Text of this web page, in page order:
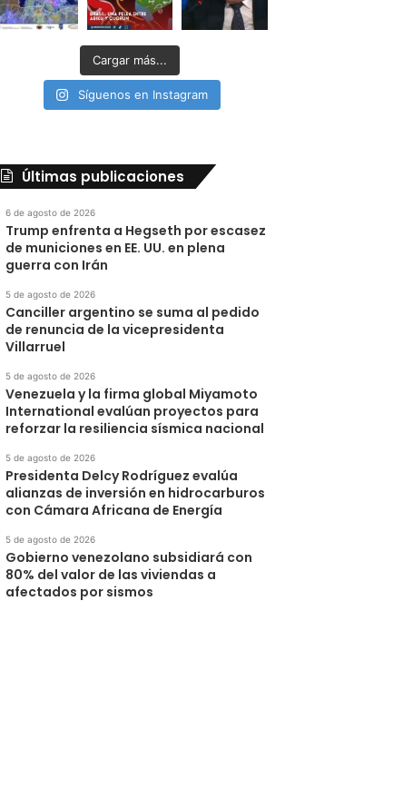
Cargar más...
Síguenos en Instagram
Últimas publicaciones
6 de agosto de 2026
Trump enfrenta a Hegseth por escasez
de municiones en EE. UU. en plena
guerra con Irán
5 de agosto de 2026
Canciller argentino se suma al pedido
de renuncia de la vicepresidenta
Villarruel
5 de agosto de 2026
Venezuela y la firma global Miyamoto
International evalúan proyectos para
reforzar la resiliencia sísmica nacional
5 de agosto de 2026
Presidenta Delcy Rodríguez evalúa
alianzas de inversión en hidrocarburos
con Cámara Africana de Energía
5 de agosto de 2026
Gobierno venezolano subsidiará con
80% del valor de las viviendas a
afectados por sismos